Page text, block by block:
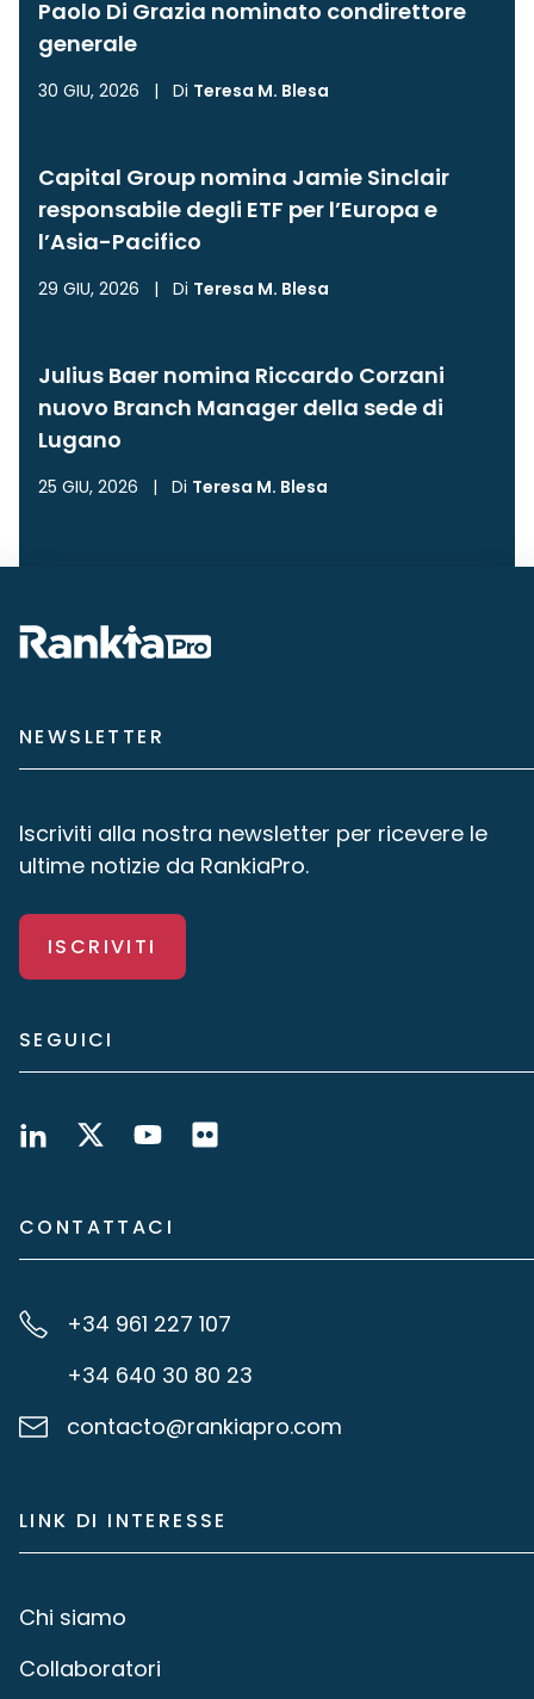
Paolo Di Grazia nominato condirettore
generale
30 GIU, 2026 | Di Teresa M. Blesa
Capital Group nomina Jamie Sinclair
responsabile degli ETF per l’Europa e
l’Asia-Pacifico
29 GIU, 2026 | Di Teresa M. Blesa
Julius Baer nomina Riccardo Corzani
nuovo Branch Manager della sede di
Lugano
25 GIU, 2026 | Di Teresa M. Blesa
NEWSLETTER
Iscriviti alla nostra newsletter per ricevere le
ultime notizie da RankiaPro.
ISCRIVITI
SEGUICI
CONTATTACI
+34 961 227 107
+34 640 30 80 23
contacto@rankiapro.com
LINK DI INTERESSE
Chi siamo
Collaboratori